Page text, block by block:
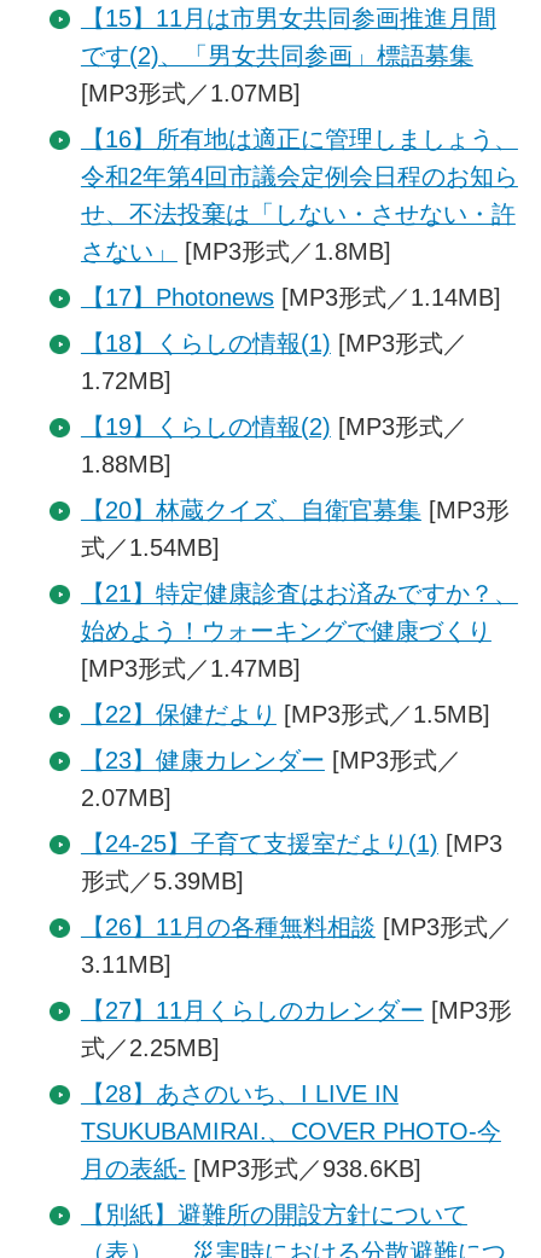
【15】11月は市男女共同参画推進月間
です(2)、「男女共同参画」標語募集
[MP3形式／1.07MB]
【16】所有地は適正に管理しましょう、
令和2年第4回市議会定例会日程のお知ら
せ、不法投棄は「しない・させない・許
さない」
[MP3形式／1.8MB]
【17】Photonews[MP3形式／1.14MB]
【18】くらしの情報(1) [MP3形式／
1.72MB]
【19】くらしの情報(2) [MP3形式／
1.88MB]
【20】林蔵クイズ、自衛官募集 [MP3形
式／1.54MB]
【21】特定健康診査はお済みですか？、
始めよう！ウォーキングで健康づくり
[MP3形式／1.47MB]
【22】保健だより
[MP3形式／1.5MB]
【23】健康カレンダー [MP3形式／
2.07MB]
【24-25】子育て支援室だより(1) [MP3
形式／5.39MB]
【26】11月の各種無料相談 [MP3形式／
3.11MB]
【27】11月くらしのカレンダー [MP3形
式／2.25MB]
【28】あさのいち、I LIVE IN
TSUKUBAMIRAI.、COVER PHOTO-今
月の表紙- [MP3形式／938.6KB]
【別紙】避難所の開設方針について
（表） 、 災害時における分散避難につ